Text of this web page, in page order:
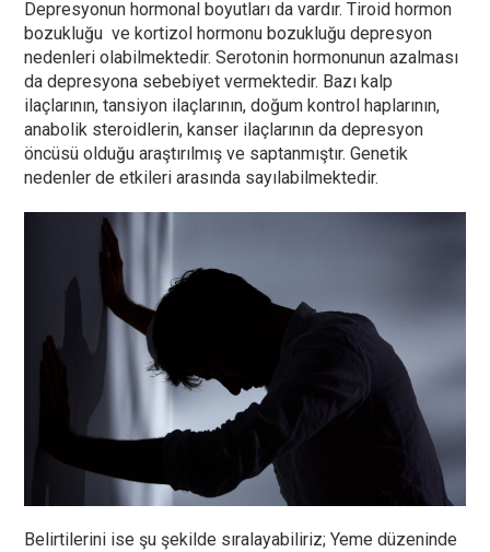
Depresyonun hormonal boyutları da vardır. Tiroid hormon
bozukluğu ve kortizol hormonu bozukluğu depresyon
nedenleri olabilmektedir. Serotonin hormonunun azalması
da depresyona sebebiyet vermektedir. Bazı kalp
ilaçlarının, tansiyon ilaçlarının, doğum kontrol haplarının,
anabolik steroidlerin, kanser ilaçlarının da depresyon
öncüsü olduğu araştırılmış ve saptanmıştır. Genetik
nedenler de etkileri arasında sayılabilmektedir.
Belirtilerini ise şu şekilde sıralayabiliriz; Yeme düzeninde